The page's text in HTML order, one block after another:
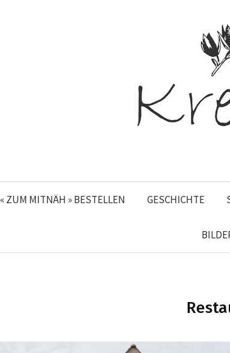
« ZUM MITNÄH » BESTELLEN GESCHICHTE